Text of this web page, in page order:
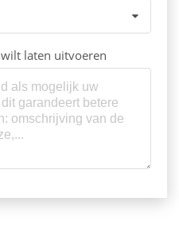
laten uitvoeren